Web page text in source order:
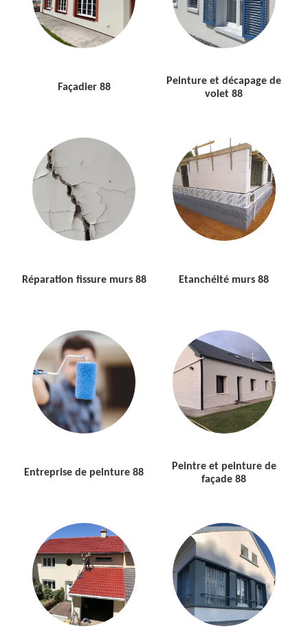
Façadier 88
Peinture et décapage de
volet 88
Réparation fissure murs 88 Etanchéité murs 88
Entreprise de peinture 88
Peintre et peinture de
façade 88